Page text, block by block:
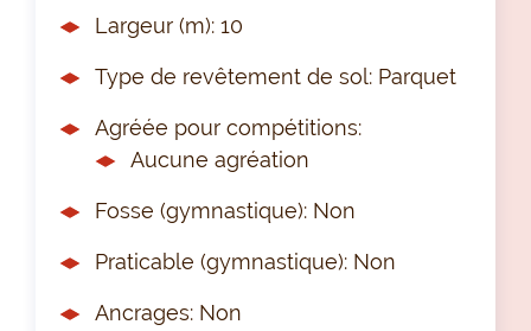
Largeur (m): 10
Type de revêtement de sol: Parquet
Agréée pour compétitions:
Aucune agréation
Fosse (gymnastique): Non
Praticable (gymnastique): Non
Ancrages: Non